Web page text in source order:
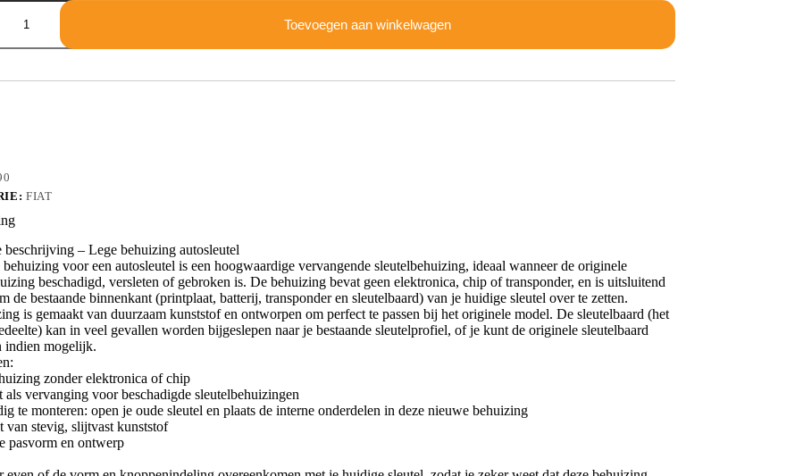
Toevoegen aan winkelwagen
FIAT
beschrijving – Lege behuizing autosleutel
behuizing voor een autosleutel is een hoogwaardige vervangende sleutelbehuizing, ideaal wanneer de originele
beschadigd, versleten of gebroken is. De behuizing bevat geen elektronica, chip of transponder, en is uitsluitend
de bestaande binnenkant (printplaat, batterij, transponder en sleutelbaard) van je huidige sleutel over te zetten.
is gemaakt van duurzaam kunststof en ontworpen om perfect te passen bij het originele model. De sleutelbaard (het
kan in veel gevallen worden bijgeslepen naar je bestaande sleutelprofiel, of je kunt de originele sleutelbaard
indien mogelijk.
zonder elektronica of chip
als vervanging voor beschadigde sleutelbehuizingen
te monteren: open je oude sleutel en plaats de interne onderdelen in deze nieuwe behuizing
van stevig, slijtvast kunststof
pasvorm en ontwerp